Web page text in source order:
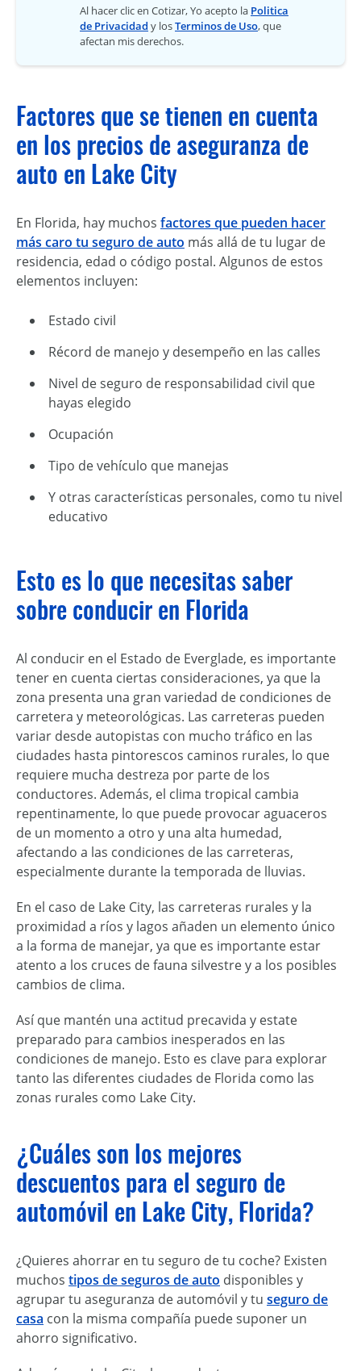
Al hacer clic en Cotizar, Yo acepto la Politica
de Privacidad y losTerminos de Uso, que
afectan mis derechos.
Factores que se tienen en cuenta
en los precios de aseguranza de
auto en Lake City
En Florida, hay muchos factores que pueden hacer
más caro tu seguro de auto más allá de tu lugar de
residencia, edad o código postal. Algunos de estos
elementos incluyen:
Estado civil
Récord de manejo y desempeño en las calles
Nivel de seguro de responsabilidad civil que
hayas elegido
Ocupación
Tipo de vehículo que manejas
Y otras características personales, como tu nivel
educativo
Esto es lo que necesitas saber
sobre conducir en Florida
Al conducir en el Estado de Everglade, es importante
tener en cuenta ciertas consideraciones, ya que la
zona presenta una gran variedad de condiciones de
carretera y meteorológicas. Las carreteras pueden
variar desde autopistas con mucho tráfico en las
ciudades hasta pintorescos caminos rurales, lo que
requiere mucha destreza por parte de los
conductores. Además, el clima tropical cambia
repentinamente, lo que puede provocar aguaceros
de un momento a otro y una alta humedad,
afectando a las condiciones de las carreteras,
especialmente durante la temporada de lluvias.
En el caso de Lake City, las carreteras rurales y la
proximidad a ríos y lagos añaden un elemento único
a la forma de manejar, ya que es importante estar
atento a los cruces de fauna silvestre y a los posibles
cambios de clima.
Así que mantén una actitud precavida y estate
preparado para cambios inesperados en las
condiciones de manejo. Esto es clave para explorar
tanto las diferentes ciudades de Florida como las
zonas rurales como Lake City.
¿Cuáles son los mejores
descuentos para el seguro de
automóvil en Lake City, Florida?
¿Quieres ahorrar en tu seguro de tu coche? Existen
muchos tipos de seguros de auto disponibles y
agrupar tu aseguranza de automóvil y tu seguro de
casa con la misma compañía puede suponer un
ahorro significativo.